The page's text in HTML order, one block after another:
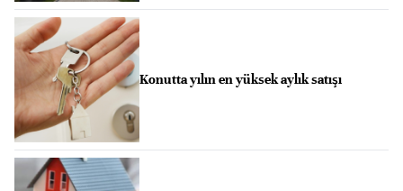
Konutta yılın en yüksek aylık satışı